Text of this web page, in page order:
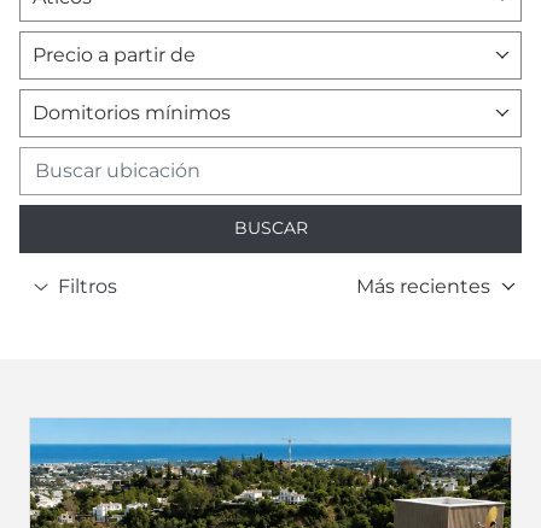
Precio a partir de
Domitorios mínimos
BUSCAR
Filtros Más recientes